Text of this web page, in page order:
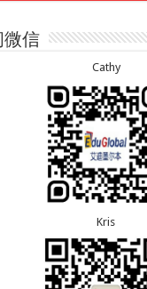
喜日本的Motegi女士485工
喜山东的李先生189技术移民
喜辽宁的蔡同学500学生签证
offer!
喜安徽的吴先生190技术移民
喜尼泊尔的Shrestha先生491
offer!
喜辽宁的穆先生600旅游签证
！
喜马来西亚的YAP先生夫妇
喜新疆的赵女士155居住返回
喜江苏的万女士夫妇870签证
喜河北的张同学500学生签证
喜山东的胡女士600旅游签证
微信
Cathy
Kris